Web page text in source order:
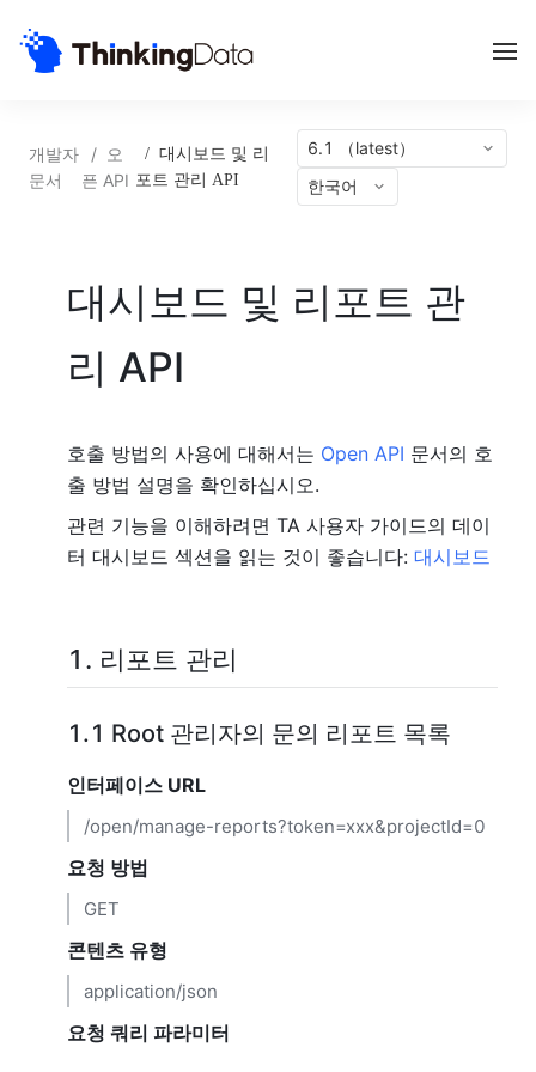
개발자
문서
/ 오
픈 API
/ 대시보드 및 리
포트 관리 API
6.1 （latest）
한국어
대시보드 및 리포트 관
리 API
호출 방법의 사용에 대해서는 Open API 문서의 호
출 방법 설명을 확인하십시오.
관련 기능을 이해하려면 TA 사용자 가이드의 데이
터 대시보드 섹션을 읽는 것이 좋습니다: 대시보드
1. 리포트 관리
1.1 Root 관리자의 문의 리포트 목록
인터페이스 URL
/open/manage-reports?token=xxx&projectId=0
요청 방법
GET
콘텐츠 유형
application/json
요청 쿼리 파라미터